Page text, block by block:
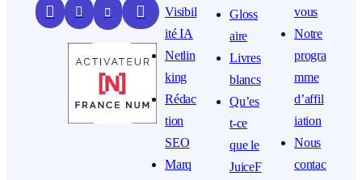
   
Visibil
ité IA
Netlin
king
Rédac
tion
SEO
Marq
Gloss
aire
Livres
blancs
Qu’es
t-ce
que le
JuiceF
vous
Notre
progra
mme
d’affil
iation
Nous
contac